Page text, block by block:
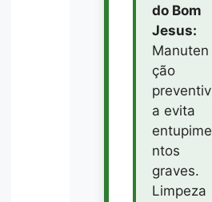
do Bom
Jesus:
Manuten
ção
preventiv
a evita
entupime
ntos
graves.
Limpeza